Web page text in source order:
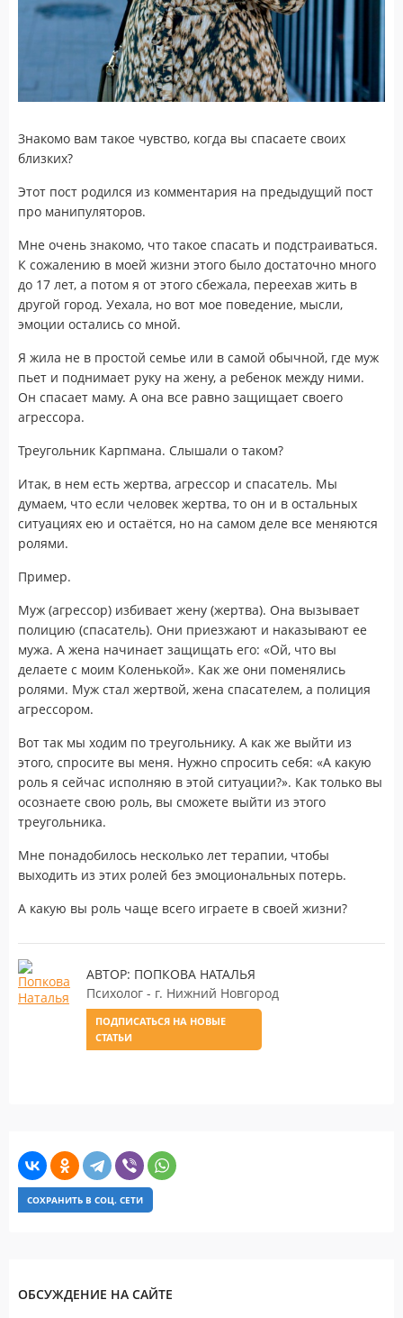
Знакомо вам такое чувство, когда вы спасаете своих
близких?
Этот пост родился из комментария на предыдущий пост
про манипуляторов.
Мне очень знакомо, что такое спасать и подстраиваться.
К сожалению в моей жизни этого было достаточно много
до 17 лет, а потом я от этого сбежала, переехав жить в
другой город. Уехала, но вот мое поведение, мысли,
эмоции остались со мной.
Я жила не в простой семье или в самой обычной, где муж
пьет и поднимает руку на жену, а ребенок между ними.
Он спасает маму. А она все равно защищает своего
агрессора.
Треугольник Карпмана. Слышали о таком?
Итак, в нем есть жертва, агрессор и спасатель. Мы
думаем, что если человек жертва, то он и в остальных
ситуациях ею и остаётся, но на самом деле все меняются
ролями.
Пример.
Муж (агрессор) избивает жену (жертва). Она вызывает
полицию (спасатель). Они приезжают и наказывают ее
мужа. А жена начинает защищать его: «Ой, что вы
делаете с моим Коленькой». Как же они поменялись
ролями. Муж стал жертвой, жена спасателем, а полиция
агрессором.
Вот так мы ходим по треугольнику. А как же выйти из
этого, спросите вы меня. Нужно спросить себя: «А какую
роль я сейчас исполняю в этой ситуации?». Как только вы
осознаете свою роль, вы сможете выйти из этого
треугольника.
Мне понадобилось несколько лет терапии, чтобы
выходить из этих ролей без эмоциональных потерь.
А какую вы роль чаще всего играете в своей жизни?
АВТОР: ПОПКОВА НАТАЛЬЯ
Психолог - г. Нижний Новгород
ПОДПИСАТЬСЯ НА НОВЫЕ
СТАТЬИ
СОХРАНИТЬ В СОЦ. СЕТИ
ОБСУЖДЕНИЕ НА САЙТЕ